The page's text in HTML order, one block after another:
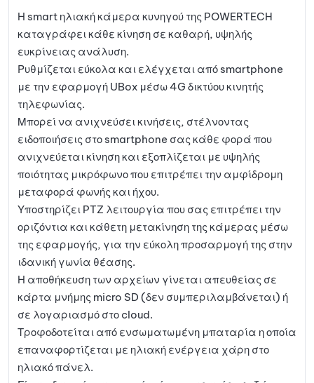
μένων
Η smart ηλιακή κάμερα κυνηγού της POWERTECH
καταγράφει κάθε κίνηση σε καθαρή, υψηλής
ευκρίνειας ανάλυση.
Ρυθμίζεται εύκολα και ελέγχεται από smartphone
με την εφαρμογή UBox μέσω 4G δικτύου κινητής
τηλεφωνίας.
Μπορεί να ανιχνεύσει κινήσεις, στέλνοντας
ειδοποιήσεις στο smartphone σας κάθε φορά που
ανιχνεύεται κίνηση και εξοπλίζεται με υψηλής
ποιότητας μικρόφωνο που επιτρέπει την αμφίδρομη
μεταφορά φωνής και ήχου.
Υποστηρίζει PTZ λειτουργία που σας επιτρέπει την
οριζόντια και κάθετη μετακίνηση της κάμερας μέσω
της εφαρμογής, για την εύκολη προσαρμογή της στην
ιδανική γωνία θέασης.
Η αποθήκευση των αρχείων γίνεται απευθείας σε
κάρτα μνήμης micro SD (δεν συμπεριλαμβάνεται) ή
σε λογαριασμό στο cloud.
Τροφοδοτείται από ενσωματωμένη μπαταρία η οποία
επαναφορτίζεται με ηλιακή ενέργεια χάρη στο
ηλιακό πάνελ.